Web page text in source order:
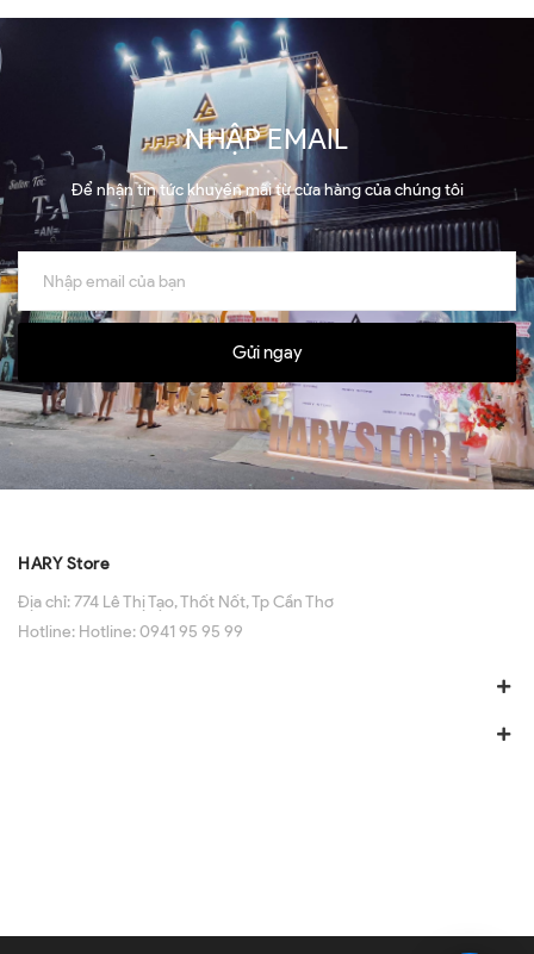
NHẬP EMAIL
Để nhận tin tức khuyến mãi từ cửa hàng của chúng tôi
Gửi ngay
HARY Store
Địa chỉ:774 Lê Thị Tạo, Thốt Nốt, Tp Cần Thơ
Hotline: Hotline: 0941 95 95 99